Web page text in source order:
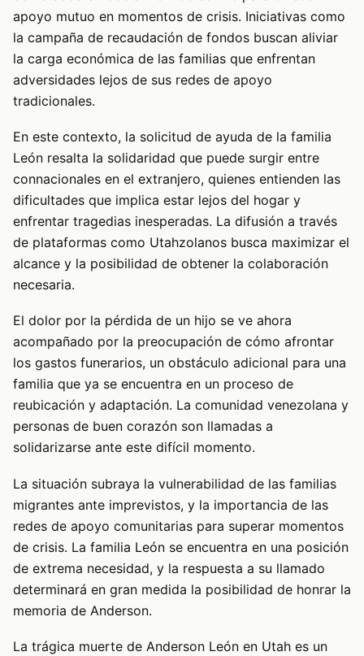
apoyo mutuo en momentos de crisis. Iniciativas como
la campaña de recaudación de fondos buscan aliviar
la carga económica de las familias que enfrentan
adversidades lejos de sus redes de apoyo
tradicionales.
En este contexto, la solicitud de ayuda de la familia
León resalta la solidaridad que puede surgir entre
connacionales en el extranjero, quienes entienden las
dificultades que implica estar lejos del hogar y
enfrentar tragedias inesperadas. La difusión a través
de plataformas como Utahzolanos busca maximizar el
alcance y la posibilidad de obtener la colaboración
necesaria.
El dolor por la pérdida de un hijo se ve ahora
acompañado por la preocupación de cómo afrontar
los gastos funerarios, un obstáculo adicional para una
familia que ya se encuentra en un proceso de
reubicación y adaptación. La comunidad venezolana y
personas de buen corazón son llamadas a
solidarizarse ante este difícil momento.
La situación subraya la vulnerabilidad de las familias
migrantes ante imprevistos, y la importancia de las
redes de apoyo comunitarias para superar momentos
de crisis. La familia León se encuentra en una posición
de extrema necesidad, y la respuesta a su llamado
determinará en gran medida la posibilidad de honrar la
memoria de Anderson.
La trágica muerte de Anderson León en Utah es un